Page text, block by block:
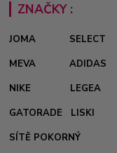
ZNAČKY :
JOMA
SELECT
MEVA
ADIDAS
NIKE
LEGEA
GATORADE
LISKI
SÍTĚ POKORNÝ